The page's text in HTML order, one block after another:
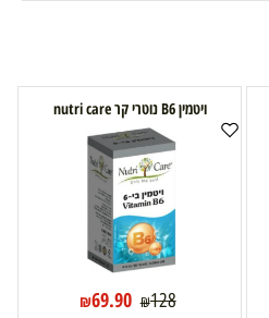
ויטמין B6 נוטרי קר nutri care
₪128
₪69.90